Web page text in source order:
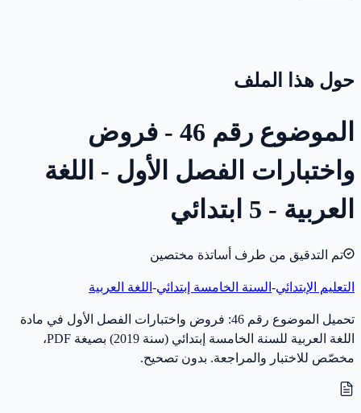
حول هذا الملف
الموضوع رقم 46 - فروض
واختبارات الفصل الأول - اللغة
العربية - 5 ابتدائي
تم التدقيق من طرف أساتذة مختصين
التعليم الإبتدائي- السنة الخامسة إبتدائي- اللغة العربية
تحميل الموضوع رقم 46: فروض واختبارات الفصل الأول في مادة
اللغة العربية للسنة الخامسة إبتدائي (سنة 2019) بصيغة PDF،
مخصّص للاختبار والمراجعة. بدون تصحيح.